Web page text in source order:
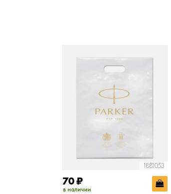
1881053
70₽
в наличии